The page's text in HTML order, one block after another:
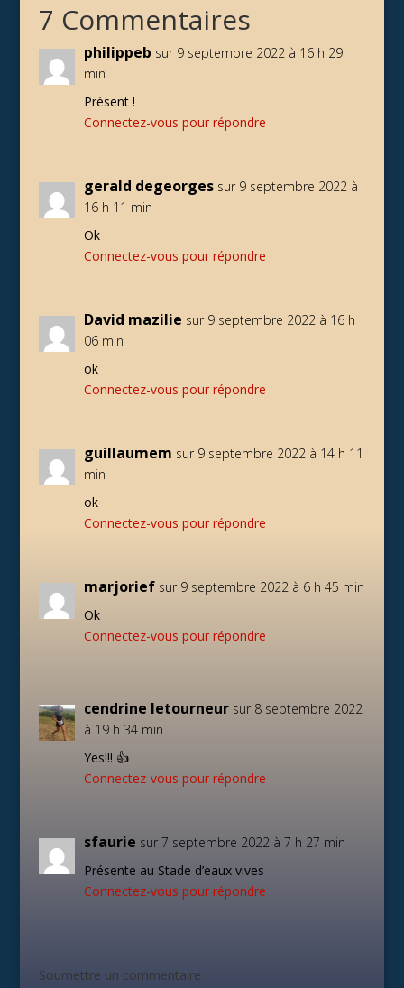
7 Commentaires
philippeb sur 9 septembre 2022 à 16 h 29
min
Présent !
Connectez-vous pour répondre
gerald degeorges sur 9 septembre 2022 à
16 h 11 min
Ok
Connectez-vous pour répondre
David mazilie sur 9 septembre 2022 à 16 h
06 min
ok
Connectez-vous pour répondre
guillaumem sur 9 septembre 2022 à 14 h 11
min
ok
Connectez-vous pour répondre
marjorief sur 9 septembre 2022 à 6 h 45 min
Ok
Connectez-vous pour répondre
cendrine letourneur sur 8 septembre 2022
à 19 h 34 min
Yes!!! 👍
Connectez-vous pour répondre
sfaurie sur 7 septembre 2022 à 7 h 27 min
Présente au Stade d’eaux vives
Connectez-vous pour répondre
Soumettre un commentaire